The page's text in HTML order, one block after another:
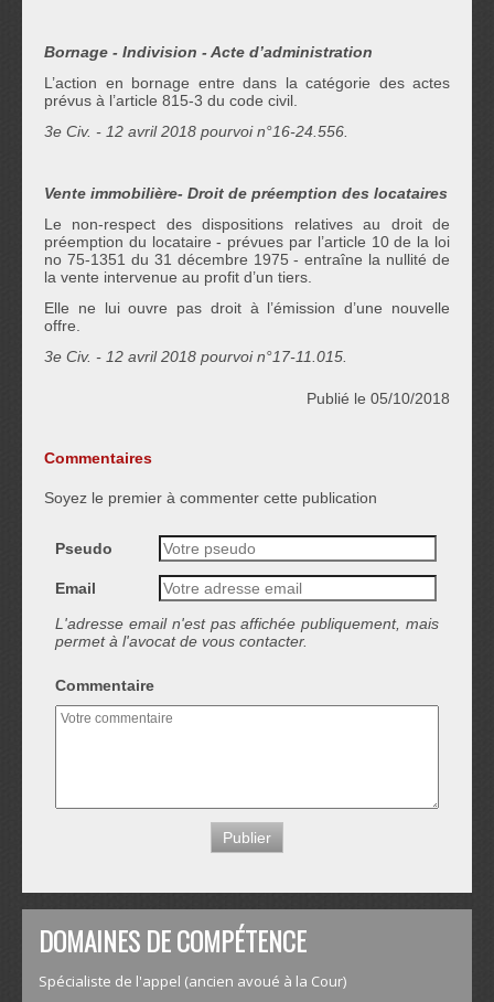
Bornage - Indivision - Acte d’administration
L’action en bornage entre dans la catégorie des actes
prévus à l’article 815-3 du code civil.
3e Civ. - 12 avril 2018 pourvoi n°16-24.556.
Vente immobilière- Droit de préemption des locataires
Le non-respect des dispositions relatives au droit de
préemption du locataire - prévues par l’article 10 de la loi
no 75-1351 du 31 décembre 1975 - entraîne la nullité de
la vente intervenue au profit d’un tiers.
Elle ne lui ouvre pas droit à l’émission d’une nouvelle
offre.
3e Civ. - 12 avril 2018 pourvoi n°17-11.015.
Publié le 05/10/2018
Commentaires
Soyez le premier à commenter cette publication
Pseudo
Email
L'adresse email n'est pas affichée publiquement, mais
permet à l'avocat de vous contacter.
Commentaire
DOMAINES DE COMPÉTENCE
Spécialiste de l'appel (ancien avoué à la Cour)